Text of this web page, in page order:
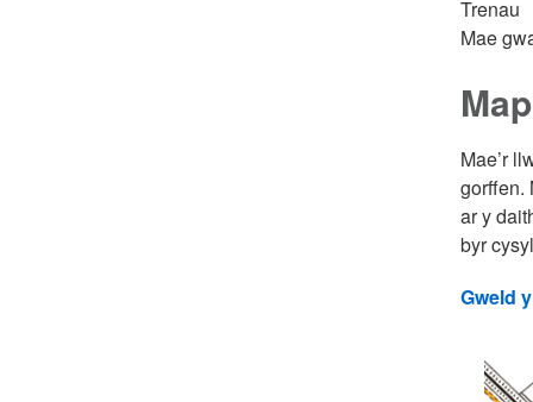
Trenau
Mae
Mae’r
gorffen.
ar y
byr
Gweld